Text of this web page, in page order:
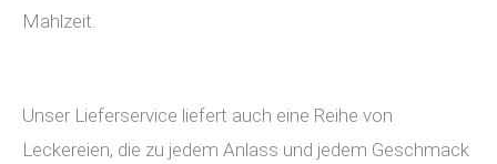
Mahlzeit.
Unser Lieferservice liefert auch eine Reihe von
Leckereien, die zu jedem Anlass und jedem Geschmack